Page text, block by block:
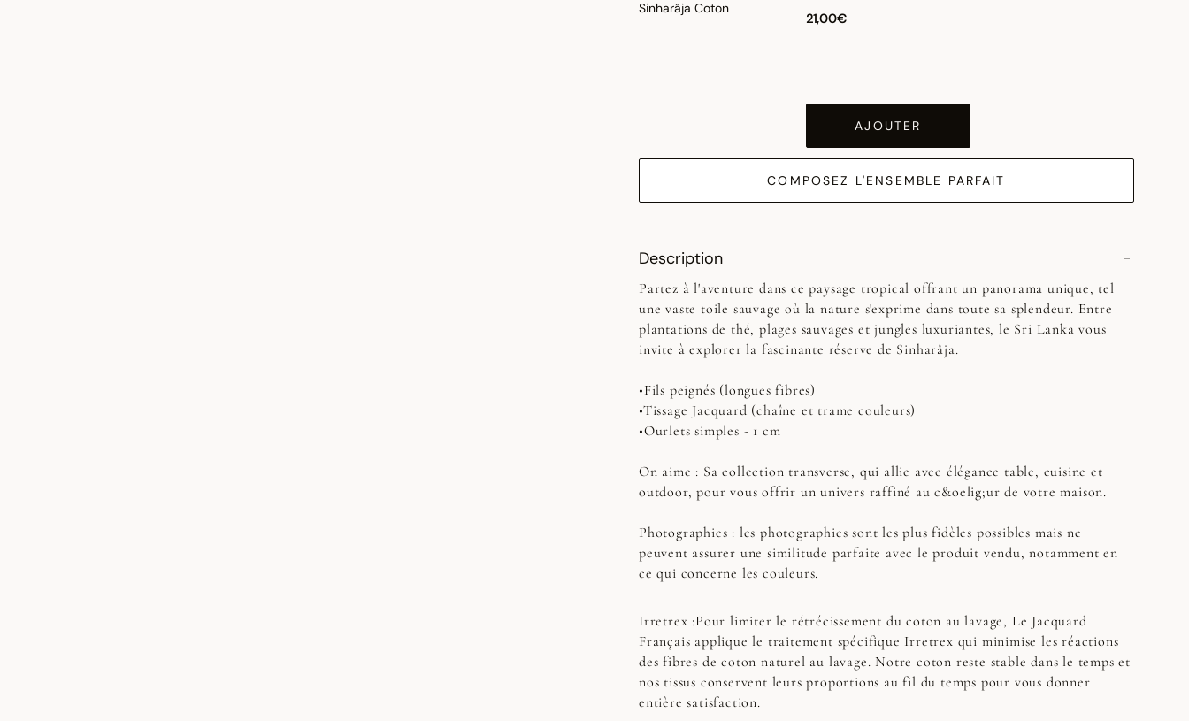
21,00€
AJOUTER
COMPOSEZ L'ENSEMBLE PARFAIT
Description
Partez à l'aventure dans ce paysage tropical offrant un panorama unique, tel
une vaste toile sauvage où la nature s'exprime dans toute sa splendeur. Entre
plantations de thé, plages sauvages et jungles luxuriantes, le Sri Lanka vous
invite à explorer la fascinante réserve de Sinharâja.
•Fils peignés (longues fibres)
•Tissage Jacquard (chaîne et trame couleurs)
•Ourlets simples - 1 cm
On aime : Sa collection transverse, qui allie avec élégance table, cuisine et
outdoor, pour vous offrir un univers raffiné au c&oelig;ur de votre maison.
Photographies : les photographies sont les plus fidèles possibles mais ne
peuvent assurer une similitude parfaite avec le produit vendu, notamment en
ce qui concerne les couleurs.
Irretrex :Pour limiter le rétrécissement du coton au lavage, Le Jacquard
Français applique le traitement spécifique Irretrex qui minimise les réactions
des fibres de coton naturel au lavage. Notre coton reste stable dans le temps et
nos tissus conservent leurs proportions au fil du temps pour vous donner
entière satisfaction.